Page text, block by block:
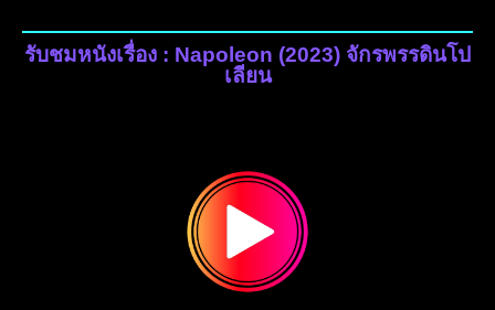
รับชมหนังเรื่อง : Napoleon (2023) จักรพรรดินโป
เลียน